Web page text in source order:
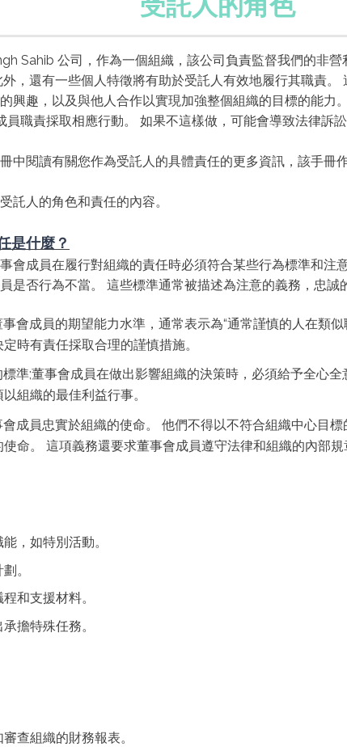
Sahib 公司，作為一個組織，該公司負責監督我們的非
，還有一些個人特徵將有助於受託人有效地履行其職責
興趣，以及與他人合作以實現加強整個組織的目標的能力
職責採取相應行動。 如果不這樣做，可能會導致法律訴
中閱讀有關您作為受託人的具體責任的更多資訊，該手冊
託人的角色和責任的內容。
是什麼？
會成員在履行對組織的責任時必須符合某些行為標準和注
是否行為不當。 這些標準通常被描述為注意的義務，忠誠
會成員的期望能力水準，通常表示為“通常謹慎的人在類
時有責任採取合理的謹慎措施。
準;董事會成員在做出影響組織的決策時，必須給予全心
組織的最佳利益行事。
成員忠實於組織的使命。 他們不得以不符合組織中心目
命。 這項義務還要求董事會成員遵守法律和組織的內部規
，如特別活動。
。
和支援材料。
擔特殊任務。
查組織的財務報表。